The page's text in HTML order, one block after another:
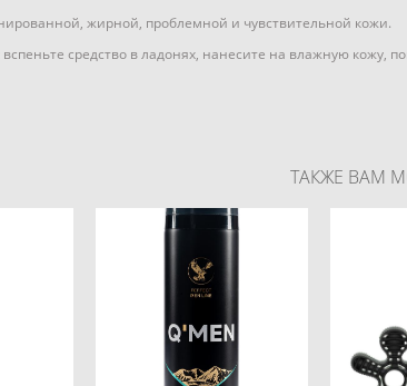
жирной, проблемной и чувствительной кожи.
средство в ладонях, нанесите на влажную кожу,
ТАКЖЕ ВАМ